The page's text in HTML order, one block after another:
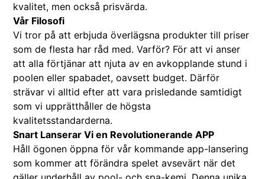
kvalitet, men också prisvärda.
Vår Filosofi
Vi tror på att erbjuda överlägsna produkter till priser
som de flesta har råd med. Varför? För att vi anser
att alla förtjänar att njuta av en avkopplande stund i
poolen eller spabadet, oavsett budget. Därför
strävar vi alltid efter att vara prisledande samtidigt
som vi upprätthåller de högsta
kvalitetsstandarderna.
Snart Lanserar Vi en Revolutionerande APP
Håll ögonen öppna för vår kommande app-lansering
som kommer att förändra spelet avsevärt när det